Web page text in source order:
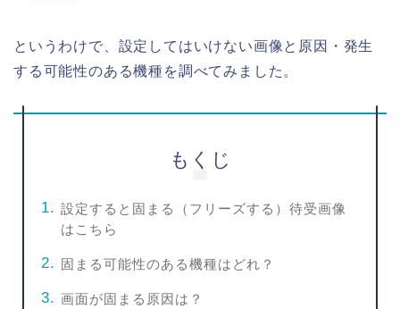
というわけで、設定してはいけない画像と原因・発生
する可能性のある機種を調べてみました。
もくじ
設定すると固まる（フリーズする）待受画像
はこちら
固まる可能性のある機種はどれ？
画面が固まる原因は？